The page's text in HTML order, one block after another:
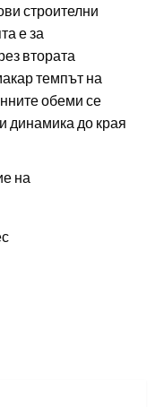
строителни
е за
втората
темпът на
обеми се
динамика до края
на